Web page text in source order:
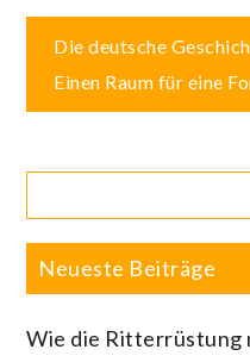
Die deutsche
Einen Raum für eine
for:
Neueste Beiträge
Wie die Ritterrüstung